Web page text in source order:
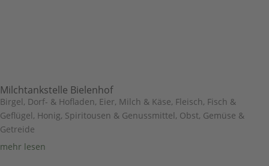
Milchtankstelle Bielenhof
Birgel, Dorf- & Hofladen, Eier, Milch & Käse, Fleisch, Fisch &
Geflügel, Honig, Spiritousen & Genussmittel, Obst, Gemüse &
Getreide
mehr lesen